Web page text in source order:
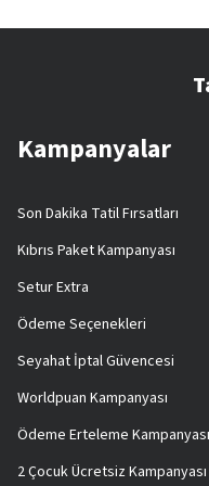
Kampanyalar
Son Dakika Tatil Fırsatları
Kıbrıs Paket Kampanyası
Setur Extra
Ödeme Seçenekleri
Seyahat İptal Güvencesi
Worldpuan Kampanyası
Ödeme Erteleme Kampanyası
2 Çocuk Ücretsiz Kampanyası